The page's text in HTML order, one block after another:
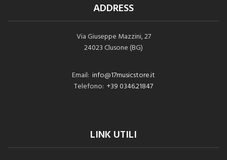
ADDRESS
Via Giuseppe Mazzini, 27
24023 Clusone (BG)
Email: info@17musicstore.it
Telefono: +39 0346.21847
LINK UTILI